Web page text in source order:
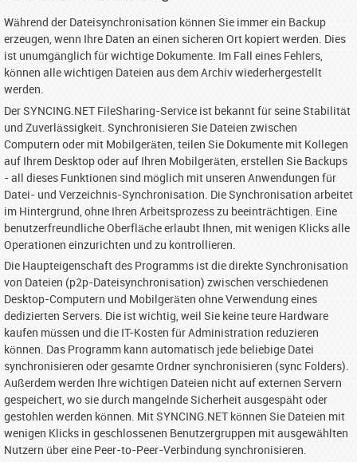
Während der Dateisynchronisation können Sie immer ein Backup
erzeugen, wenn Ihre Daten an einen sicheren Ort kopiert werden. Dies
ist unumgänglich für wichtige Dokumente. Im Fall eines Fehlers,
können alle wichtigen Dateien aus dem Archiv wiederhergestellt
werden.
Der SYNCING.NET FileSharing-Service ist bekannt für seine Stabilität
und Zuverlässigkeit. Synchronisieren Sie Dateien zwischen
Computern oder mit Mobilgeräten, teilen Sie Dokumente mit Kollegen
auf Ihrem Desktop oder auf Ihren Mobilgeräten, erstellen Sie Backups
- all dieses Funktionen sind möglich mit unseren Anwendungen für
Datei- und Verzeichnis-Synchronisation. Die Synchronisation arbeitet
im Hintergrund, ohne Ihren Arbeitsprozess zu beeinträchtigen. Eine
benutzerfreundliche Oberfläche erlaubt Ihnen, mit wenigen Klicks alle
Operationen einzurichten und zu kontrollieren.
Die Haupteigenschaft des Programms ist die direkte Synchronisation
von Dateien (p2p-Dateisynchronisation) zwischen verschiedenen
Desktop-Computern und Mobilgeräten ohne Verwendung eines
dedizierten Servers. Die ist wichtig, weil Sie keine teure Hardware
kaufen müssen und die IT-Kosten für Administration reduzieren
können. Das Programm kann automatisch jede beliebige Datei
synchronisieren oder gesamte Ordner synchronisieren (sync Folders).
Außerdem werden Ihre wichtigen Dateien nicht auf externen Servern
gespeichert, wo sie durch mangelnde Sicherheit ausgespäht oder
gestohlen werden können. Mit SYNCING.NET können Sie Dateien mit
wenigen Klicks in geschlossenen Benutzergruppen mit ausgewählten
Nutzern über eine Peer-to-Peer-Verbindung synchronisieren.